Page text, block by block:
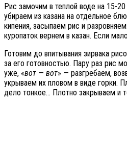
Рис замочим в теплой воде на 15-
убираем из казана на отдельное
кипения, засыпаем рис и
куропаток вернем в казан. Если
Готовим до впитывания зирвака
за его готовностью. Пару раз рис
уже, «вот — вот» — разгребаем,
укрываем их пловом в виде горки.
дело тонкое… Плотно закрываем и